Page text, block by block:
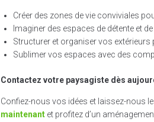
Créer des zones de vie conviviales
Imaginer des espaces de détente et
Structurer et organiser vos
Sublimer vos espaces avec des
Contactez votre paysagiste dès
Confiez-nous vos idées et laissez-nous
maintenant et profitez d’un